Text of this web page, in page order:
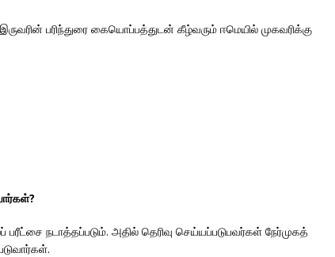
பரிந்துரை கையொப்பத்துடன் கீழ்வரும் ஈமெயில் முகவரிக்கு
பரீட்சை நடாத்தப்படும். அதில் தெரிவு செய்யப்படுபவர்கள் நேர்முகத்